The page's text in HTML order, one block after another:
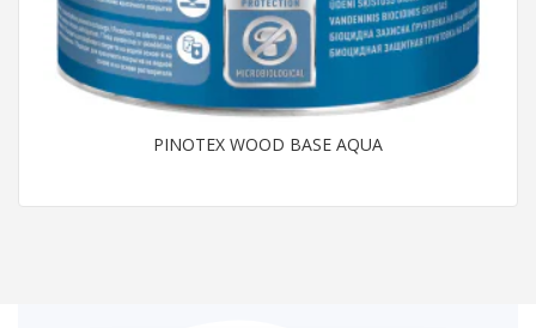
PINOTEX WOOD BASE AQUA